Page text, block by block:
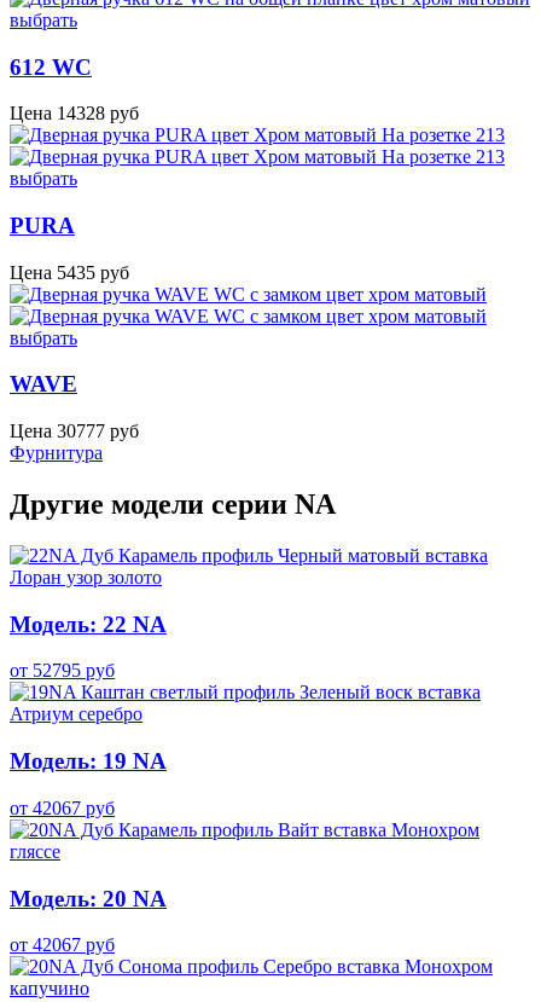
выбрать
612 WC
Цена 14328 руб
выбрать
PURA
Цена 5435 руб
выбрать
WAVE
Цена 30777 руб
Фурнитура
Другие модели серии NA
Модель: 22 NA
от 52795 руб
Модель: 19 NA
от 42067 руб
Модель: 20 NA
от 42067 руб